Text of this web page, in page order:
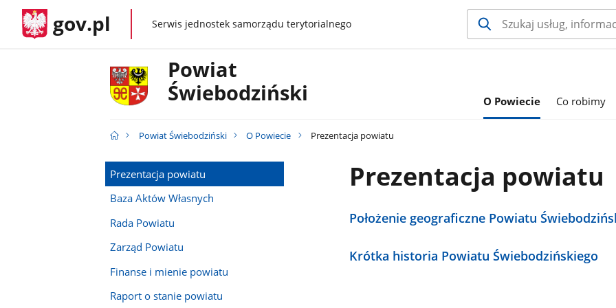
gov.pl gov.plSerwis jednostek samorządu terytorialnego
Powiat
Świebodziński
O Powiecie Co robimy
Powiat Świebodziński O Powiecie Prezentacja powiatu
Prezentacja powiatu
Baza Aktów Własnych
Rada Powiatu
Zarząd Powiatu
Finanse i mienie powiatu
Raport o stanie powiatu
Prezentacja powiatu
Położenie geograficzne Powiatu
Krótka historia Powiatu Świebodzińskiego